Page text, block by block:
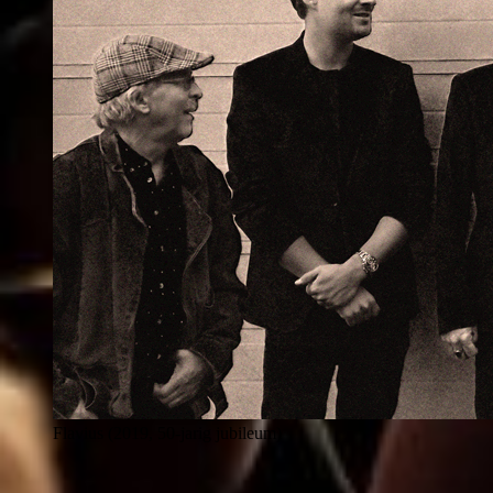
Flavius (2019, 50-jarig jubileum)